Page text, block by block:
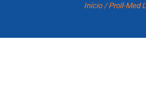
Início Proll-Med